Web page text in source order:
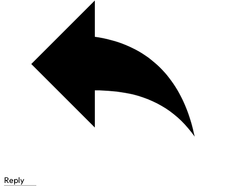
Reply